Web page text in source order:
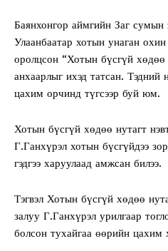
Баянхонгор аймгийн Заг сумын
Улаанбаатар хотын унаган
оролцсон “Хотын бүсгүй хөдөө
анхаарлыг ихэд татсан. Тэдний
цахим орчинд түгсээр буй юм.
Хотын бүсгүй хөдөө нутагт
Г.Ганхүрэл хотын бүсгүйдээ
гэдгээ харуулаад амжсан билээ.
Тэгвэл Хотын бүсгүй хөдөө
залуу Г.Ганхүрэл урилгаар
болсон тухайгаа өөрийн цахим